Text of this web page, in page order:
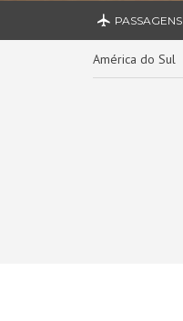
PASSAGENS
América do Sul